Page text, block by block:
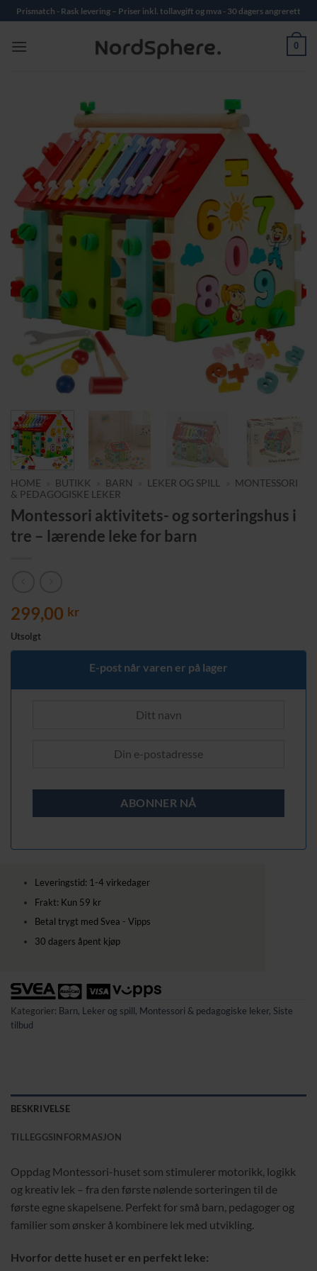
Skip
to
content
Prismatch - Rask levering – Priser inkl. tollavgift og mva - 30 dagers angrerett
0
HOME BUTIKK BARN LEKER OG SPILL
MONTESSORI
& PEDAGOGISKE LEKER
Montessori aktivitets- og sorteringshus i
tre – lærende leke for barn
299,00 kr
Utsolgt
E-post når varen er på lager
Leveringstid: 1-4 virkedager
Frakt: Kun 59 kr
Betal trygt med Svea - Vipps
30 dagers åpent kjøp
Kategorier: Barn, Leker og spill, Montessori & pedagogiske leker, Siste
tilbud
BESKRIVELSE
TILLEGGSINFORMASJON
Oppdag Montessori-huset som stimulerer motorikk, logikk
og kreativ lek – fra den første nølende sorteringen til de
første egne skapelsene. Perfekt for små barn, pedagoger og
familier som ønsker å kombinere lek med utvikling.
Hvorfor dette huset er en perfekt leke: